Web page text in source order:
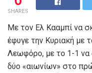
SHARES
Με τον Ελ Κααμπί να
έφυγε την Κυριακή με
Λεωφόρο, με το 1-1 να
δύο «αιωνίων» στο